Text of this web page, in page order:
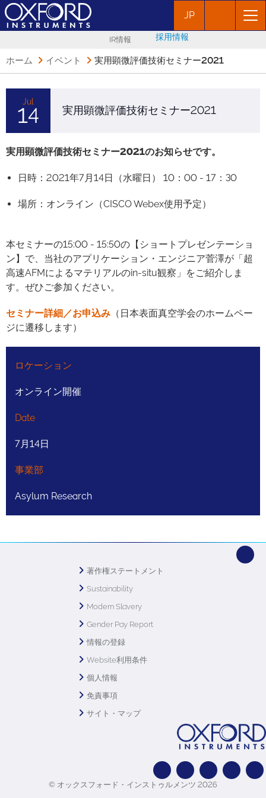
JP
IR情報 採用情報
ホーム イベント 実用顕微評価技術セミナー2021
Jul
14 実用顕微評価技術セミナー2021
実用顕微評価技術セミナー2021のお知らせです。
日時：2021年7月14日（水曜日） 10：00 - 17：30
場所：オンライン（CISCO Webex使用予定）
本セミナーの15:00 - 15:50の【ショートプレゼンテーショ
ン】で、当社のアプリケーション・エンジニア菅澤が「超
高速AFMによるマテリアルのin-situ観察」をご紹介しま
す。ぜひご参加ください。
セミナー詳細／お申込み （日本表面真空学会のホームペー
ジに遷移します）
ロケーション
オンライン開催
Date
7月14日
事業部
Asylum Research
著作権ステートメント
Sustainability
Modern Slavery
Gender Pay Report
情報の登録
Website利用条件
個人情報
免責事項
サイト・マップ
© オックスフォード・インストゥルメンツ 2026